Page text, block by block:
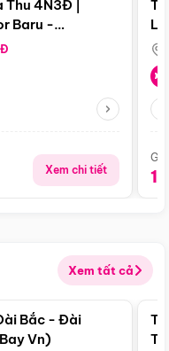
4N3Đ |
Baru -
Xem chi tiết
Xem tất cả
Điểm nổi bật
Bắc - Đài
Vn)